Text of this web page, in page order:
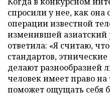
спросили у нее, как она
операции известной
изменившей азиатский
ответила: «Я считаю,
стандартов,
делают разнообразней
человек имеет право
поможет ощущать себя